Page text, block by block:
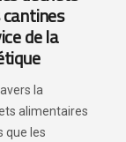
de la
la
alimentaires
que les